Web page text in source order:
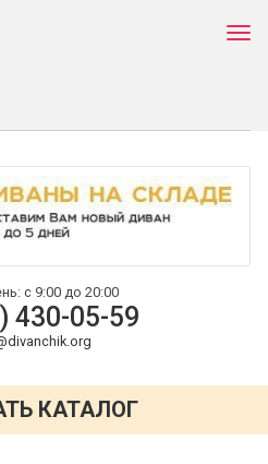
и доставка
с 9:00 до 20:00
430-05-59
КАТАЛОГ